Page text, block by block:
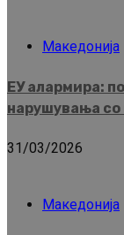
Македонија
ЕУ алармира:
нарушувања со
31/03/2026
Македонија